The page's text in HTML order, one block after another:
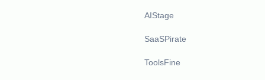
AIStage
SaaSPirate
ToolsFine